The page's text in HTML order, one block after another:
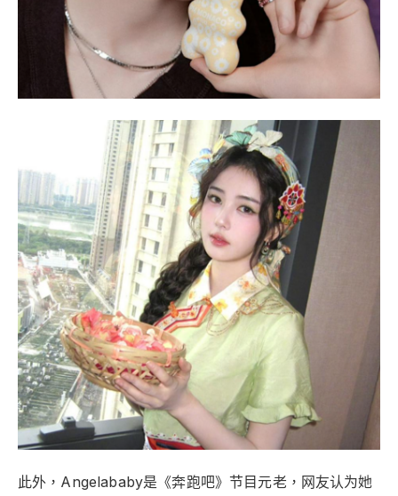
此外，Angelababy是《奔跑吧》节目元老，网友认为她